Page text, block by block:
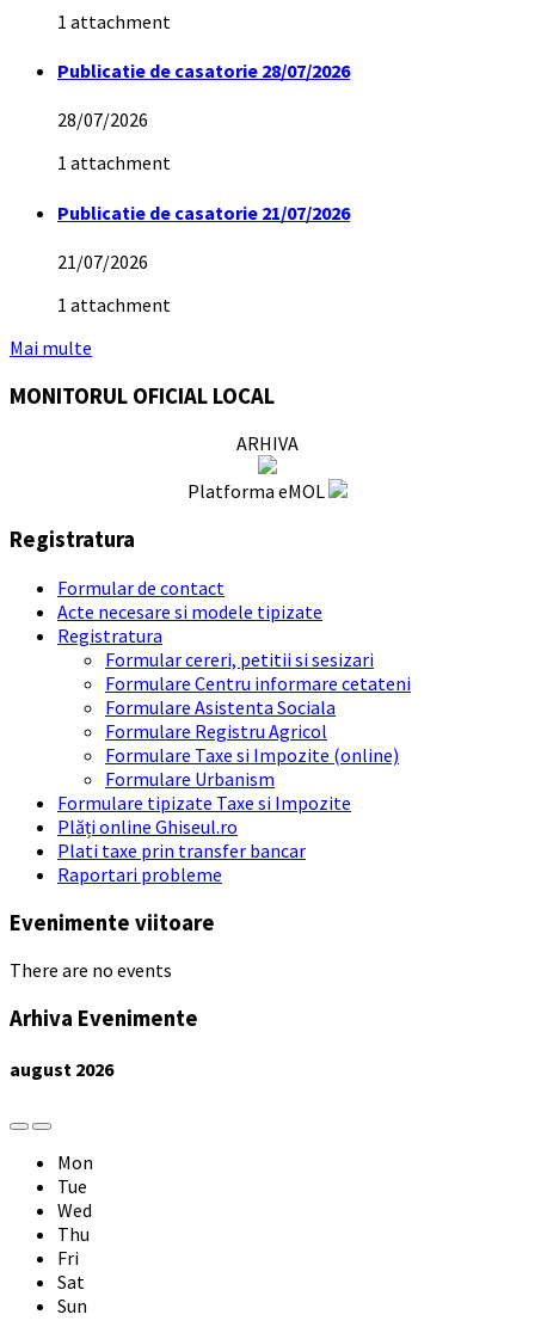
1 attachment
Publicatie de casatorie 28/07/2026
28/07/2026
1 attachment
Publicatie de casatorie 21/07/2026
21/07/2026
1 attachment
Mai multe
MONITORUL OFICIAL LOCAL
ARHIVA
Platforma eMOL
Registratura
Formular de contact
Acte necesare si modele tipizate
Registratura
Formular cereri, petitii si sesizari
Formulare Centru informare cetateni
Formulare Asistenta Sociala
Formulare Registru Agricol
Formulare Taxe si Impozite (online)
Formulare Urbanism
Formulare tipizate Taxe si Impozite
Plăți online Ghiseul.ro
Plati taxe prin transfer bancar
Raportari probleme
Evenimente viitoare
There are no events
Arhiva Evenimente
august 2026
Previous
Month
Next
Month
Mon
Tue
Wed
Thu
Fri
Sat
Sun